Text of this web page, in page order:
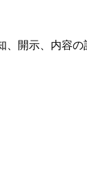
開示、内容の